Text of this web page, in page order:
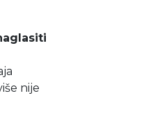
nije